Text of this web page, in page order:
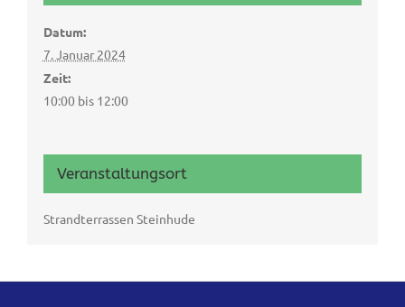
Datum:
7. Januar 2024
Zeit:
10:00 bis 12:00
Veranstaltungsort
Strandterrassen Steinhude